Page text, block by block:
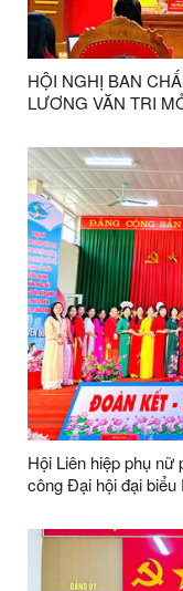
HỘI NGHỊ BAN
LƯƠNG VĂN TRI
Hội Liên hiệp phụ
công Đại hội đại